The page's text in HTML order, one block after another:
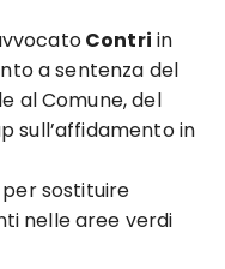
Contri in
a sentenza del
al Comune, del
sull’affidamento in
sostituire
nelle aree verdi